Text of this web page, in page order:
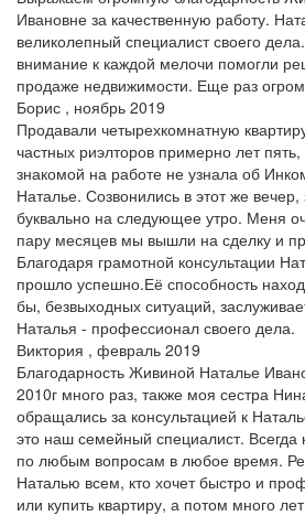
Ивановне за качественную работу.
великолепный специалист своего
внимание к каждой мелочи помогли
продаже недвижимости. Еще раз
Борис , ноябрь 2019
Продавали четырехкомнатную
частных риэлторов примерно лет
знакомой на работе не узнала об
Наталье. Созвонились в этот же
буквально на следующее утро. Меня
пару месяцев мы вышли на сделку и
Благодаря грамотной консультации
прошло успешно.Её способность
бы, безвыходных ситуаций,
Наталья - профессионал своего дела.
Виктория , февраль 2019
Благодарность Живиной Наталье
2010г много раз, также моя сестра
обращались за консультацией к
это наш семейный специалист. Всегда
по любым вопросам в любое время.
Наталью всем, кто хочет быстро и
или купить квартиру, а потом много